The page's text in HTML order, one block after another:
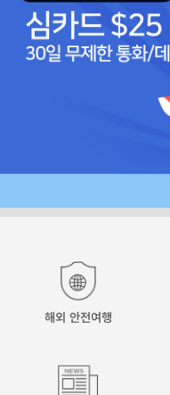
해외 안전여행